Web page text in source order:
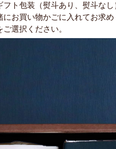
ト包装（熨斗あり、熨斗な
お買い物かごに入れてお求め
選択ください。